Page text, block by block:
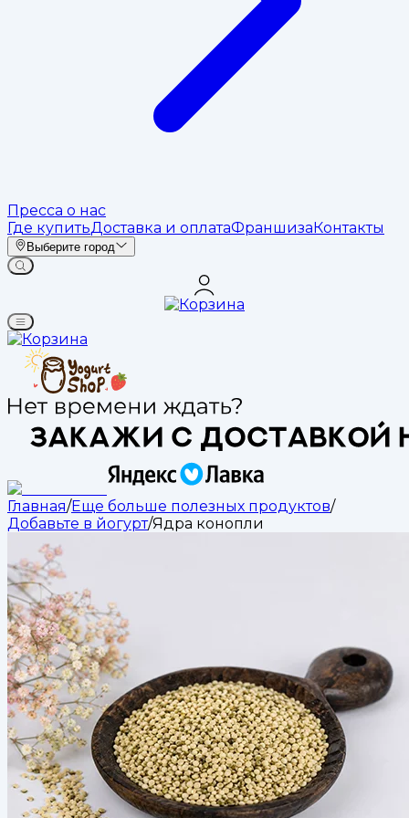
Пресса о нас
Где купитьДоставка и оплатаФраншизаКонтакты
Выберите город
Главная/Еще больше полезных продуктов/
Добавьте в йогурт/Ядра конопли